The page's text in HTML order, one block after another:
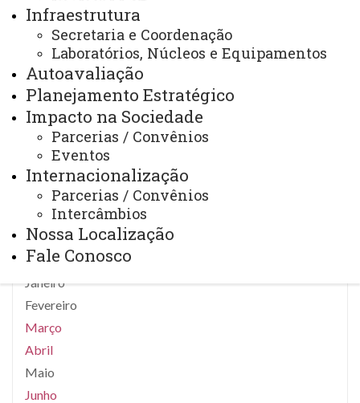
Infraestrutura
Secretaria e Coordenação
Laboratórios, Núcleos e Equipamentos
Autoavaliação
Planejamento Estratégico
Impacto na Sociedade
Parcerias / Convênios
Eventos
Internacionalização
Parcerias / Convênios
Intercâmbios
Nossa Localização
Fale Conosco
Março
Abril
Maio
Junho
Julho
Agosto
Setembro
Outubro
Novembro
Dezembro
2022
Janeiro
Fevereiro
Março
Abril
Maio
Junho